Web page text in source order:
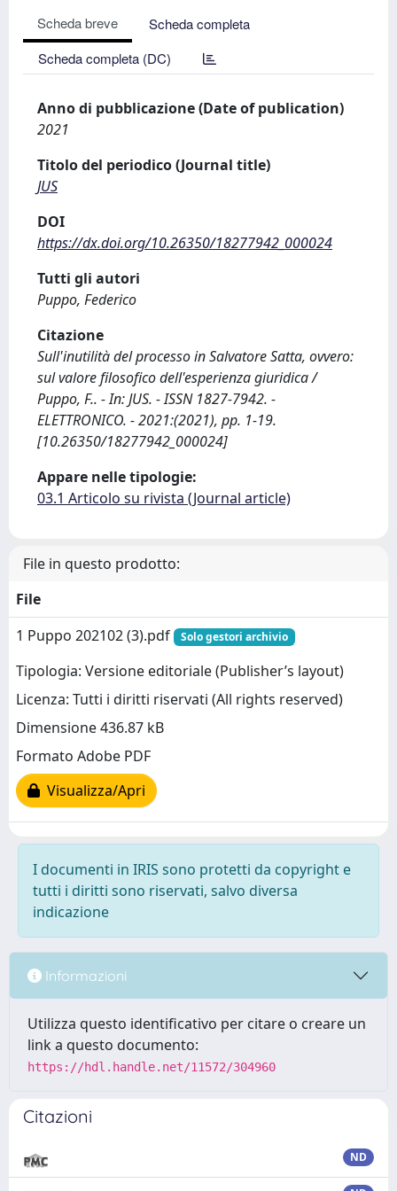
Scheda breve
Scheda completa
Scheda completa (DC)
Anno di pubblicazione (Date of publication)
2021
Titolo del periodico (Journal title)
JUS
DOI
https://dx.doi.org/10.26350/18277942_000024
Tutti gli autori
Puppo, Federico
Citazione
Sull'inutilità del processo in Salvatore Satta, ovvero:
sul valore filosofico dell'esperienza giuridica /
Puppo, F.. - In: JUS. - ISSN 1827-7942. -
ELETTRONICO. - 2021:(2021), pp. 1-19.
[10.26350/18277942_000024]
Appare nelle tipologie:
03.1 Articolo su rivista (Journal article)
File in questo prodotto:
File
1 Puppo 202102 (3).pdf
Solo gestori archivio
Tipologia: Versione editoriale (Publisher’s layout)
Licenza: Tutti i diritti riservati (All rights reserved)
Dimensione 436.87 kB
Formato Adobe PDF
Visualizza/Apri
I documenti in IRIS sono protetti da copyright e
tutti i diritti sono riservati, salvo diversa
indicazione
Informazioni
Utilizza questo identificativo per citare o creare un
link a questo documento:
https://hdl.handle.net/11572/304960
Citazioni
ND